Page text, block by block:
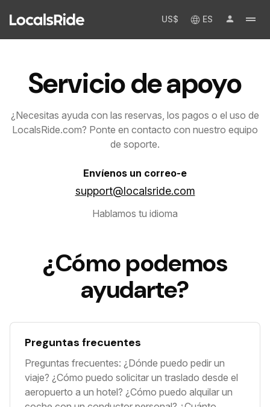
US$ ES
Servicio de apoyo
¿Necesitas ayuda con las reservas, los pagos o el uso de
LocalsRide.com? Ponte en contacto con nuestro equipo
de soporte.
Envíenos un correo-e
support@localsride.com
Hablamos tu idioma
¿Cómo podemos
ayudarte?
Preguntas frecuentes
Preguntas frecuentes: ¿Dónde puedo pedir un
viaje? ¿Cómo puedo solicitar un traslado desde el
aeropuerto a un hotel? ¿Cómo puedo alquilar un